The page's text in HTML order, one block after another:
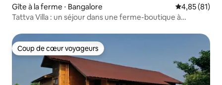
Gîte à la ferme ⋅ Bangalore Évaluation
4,85 (81)
Tattva Villa : un séjour dans une ferme-boutique à
Coup de cœur voyageurs
Coup de cœur voyageurs